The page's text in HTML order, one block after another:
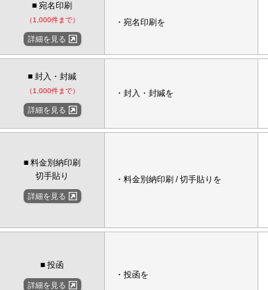
■ 宛名印刷
（1,000件まで）
詳細を見る
・宛名印刷を
■ 封入・封緘
（1,000件まで）
詳細を見る
・封入・封緘を
■ 料金別納印刷
切手貼り
詳細を見る
・料金別納印刷 / 切手貼りを
■ 投函
詳細を見る
・投函を